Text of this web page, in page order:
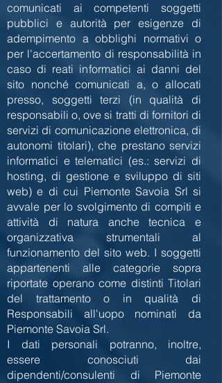
comunicati ai competenti soggetti
pubblici e autorità per esigenze di
adempimento a obblighi normativi o
per l'accertamento di responsabilità in
caso di reati informatici ai danni del
sito nonché comunicati a, o allocati
presso, soggetti terzi (in qualità di
responsabili o, ove si tratti di fornitori di
servizi di comunicazione elettronica, di
autonomi titolari), che prestano servizi
informatici e telematici (es.: servizi di
hosting, di gestione e sviluppo di siti
web) e di cui Piemonte Savoia Srl si
avvale per lo svolgimento di compiti e
attività di natura anche tecnica e
organizzativa strumentali al
funzionamento del sito web. I soggetti
appartenenti alle categorie sopra
riportate operano come distinti Titolari
del trattamento o in qualità di
Responsabili all'uopo nominati da
Piemonte Savoia Srl.
I dati personali potranno, inoltre,
essere conosciuti dai
dipendenti/consulenti di Piemonte